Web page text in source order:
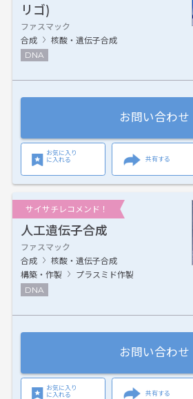
リゴ)
ファスマック
合成
核酸・遺伝子合成
DNA
お問い合わせ
お気に入り
に入れる
共有する
サイサチレコメンド！
人工遺伝子合成
ファスマック
合成
核酸・遺伝子合成
構築・作製
プラスミド作製
DNA
お問い合わせ
お気に入り
に入れる
共有する